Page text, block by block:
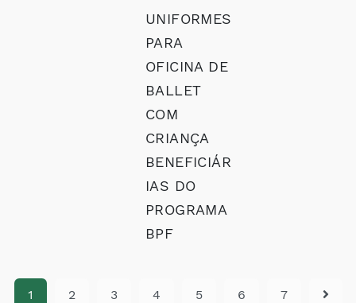
UNIFORMES
PARA
OFICINA DE
BALLET
COM
CRIANÇA
BENEFICIÁR
IAS DO
PROGRAMA
BPF
1 2 3 4 5 6 7